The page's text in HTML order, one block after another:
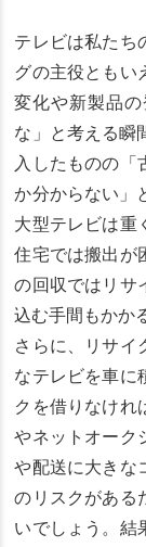
テレビは私たち
グの主役ともい
変化や新製品
な」と考える瞬
入したものの「
か分からない」
大型テレビは重
住宅では搬出が
の回収ではリサ
込む手間もかか
さらに、リサイ
なテレビを車に
クを借りなけれ
やネットオーク
や配送に大きな
のリスクがある
いでしょう。結